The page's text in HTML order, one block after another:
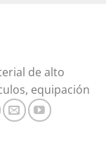
de alto
equipación